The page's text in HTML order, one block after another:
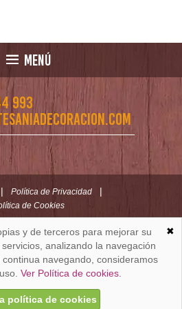
MENÚ
993
| Política de Privacidad |
de Cookies
30 | Oficina C/ Roldán nº 5 -3º
(España)
✖
y de terceros para mejorar su
analizando la navegación
navegando, consideramos
Ver Política de cookies.
política de cookies